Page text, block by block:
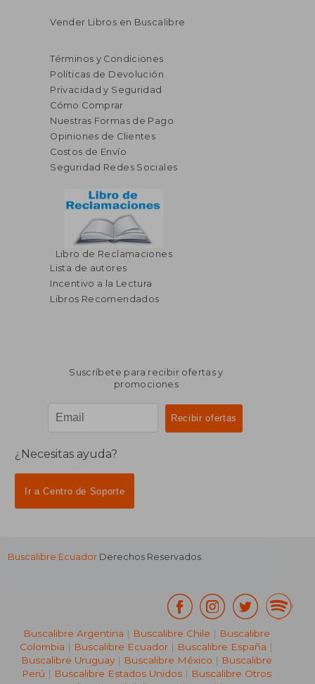
Vender Libros en Buscalibre
Términos y Condiciones
Políticas de Devolución
Privacidad y Seguridad
Cómo Comprar
Nuestras Formas de Pago
Opiniones de Clientes
Costos de Envío
Seguridad Redes Sociales
Libro de Reclamaciones
Lista de autores
Incentivo a la Lectura
Libros Recomendados
Suscríbete para recibir ofertas y
promociones
¿Necesitas ayuda?
Ir a Centro de Soporte
Buscalibre Ecuador Derechos Reservados.
Buscalibre Argentina | Buscalibre Chile | Buscalibre
Colombia | Buscalibre Ecuador | Buscalibre España |
Buscalibre Uruguay| Buscalibre México | Buscalibre
Perú | Buscalibre Estados Unidos| Buscalibre Otros